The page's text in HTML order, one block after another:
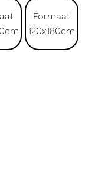
Formaat
120x180cm